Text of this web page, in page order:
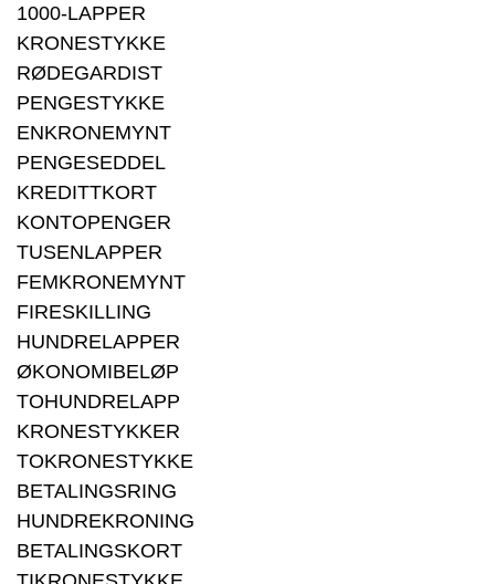
1000-LAPPER
KRONESTYKKE
RØDEGARDIST
PENGESTYKKE
ENKRONEMYNT
PENGESEDDEL
KREDITTKORT
KONTOPENGER
TUSENLAPPER
FEMKRONEMYNT
FIRESKILLING
HUNDRELAPPER
ØKONOMIBELØP
TOHUNDRELAPP
KRONESTYKKER
TOKRONESTYKKE
BETALINGSRING
HUNDREKRONING
BETALINGSKORT